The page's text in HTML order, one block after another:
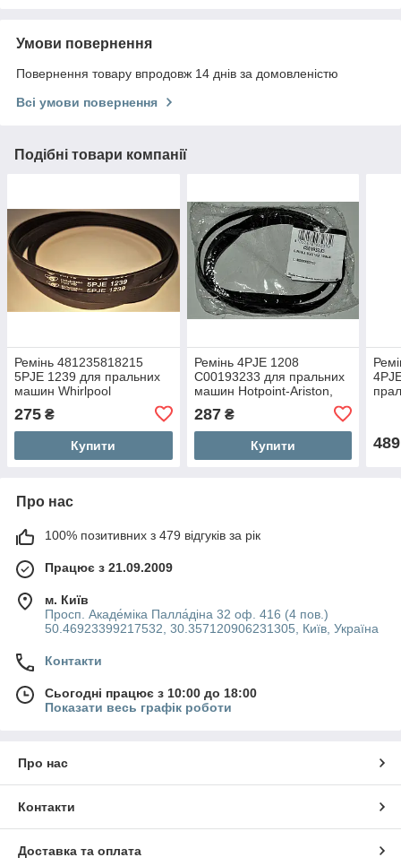
Умови повернення
Повернення товару впродовж 14 днів за домовленістю
Всі умови повернення
Подібні товари компанії
Ремінь 481235818215
5PJE 1239 для пральних
машин Whirlpool
275 ₴
Купити
Ремінь 4PJE 1208
C00193233 для пральних
машин Hotpoint-Ariston,
287₴
Купити 489
Про нас
100% позитивних з 479 відгуків за рік
Працює з 21.09.2009
м. Київ
Просп. Акаде́міка Палла́діна 32 оф. 416 (4 пов.)
50.46923399217532, 30.357120906231305, Київ, Україна
Контакти
Сьогодні працює з 10:00 до 18:00
Показати весь графік роботи
Про нас
Контакти
Доставка та оплата